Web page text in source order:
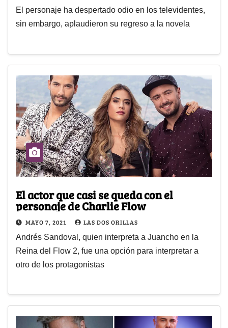
El personaje ha despertado odio en los televidentes,
sin embargo, aplaudieron su regreso a la novela
El actor que casi se queda con el
personaje de Charlie Flow
MAYO 7, 2021 LAS DOS ORILLAS
Andrés Sandoval, quien interpreta a Juancho en la
Reina del Flow 2, fue una opción para interpretar a
otro de los protagonistas